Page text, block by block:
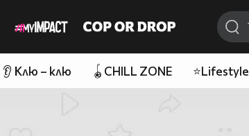
👂 Клю – клю 🪀CHILL ZONE ⭐Lifestyle